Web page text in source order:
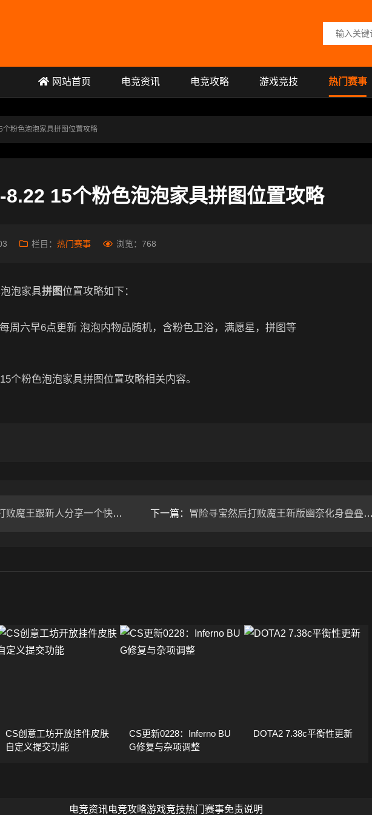
搜索关键词
网站首页 电竞资讯 电竞攻略 游戏竞技 热门赛事
粉色泡泡家具拼图位置攻略
8.22 15个粉色泡泡家具拼图位置攻略
栏目： 热门赛事 浏览： 768
泡家具拼图位置攻略如下：
周六早6点更新 泡泡内物品随机，含粉色卫浴，满愿星，拼图等
个粉色泡泡家具拼图位置攻略相关内容。
跟新人分享一个快速100层的阵容 下一篇： 冒险寻宝然后打败魔王新版幽奈化身叠叠乐方法（弱点打击）
CS创意工坊开放挂件皮肤
自定义提交功能
CS更新0228：Inferno BU
G修复与杂项调整
DOTA2 7.38c平衡性更新
电竞资讯电竞攻略游戏竞技热门赛事免责说明